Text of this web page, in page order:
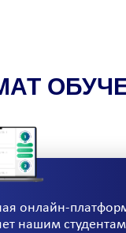
онлайн-
нашим студентам